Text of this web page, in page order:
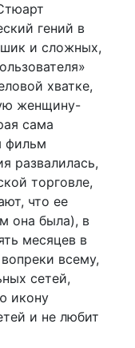
гений в
и сложных,
хватке,
женщину-
сама
фильм
развалилась,
торговле,
что ее
она была), в
месяцев в
всему,
сетей,
икону
и не любит